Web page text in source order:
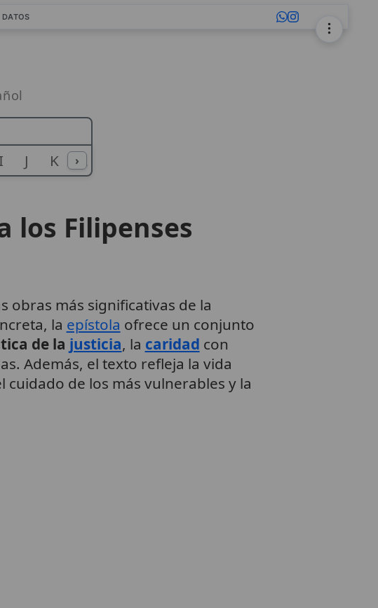
DATOS
I J K L
›
los Filipenses
obras más significativas de la
la epístola ofrece un conjunto
de la justicia, la caridad con
Además, el texto refleja la vida
cuidado de los más vulnerables y la